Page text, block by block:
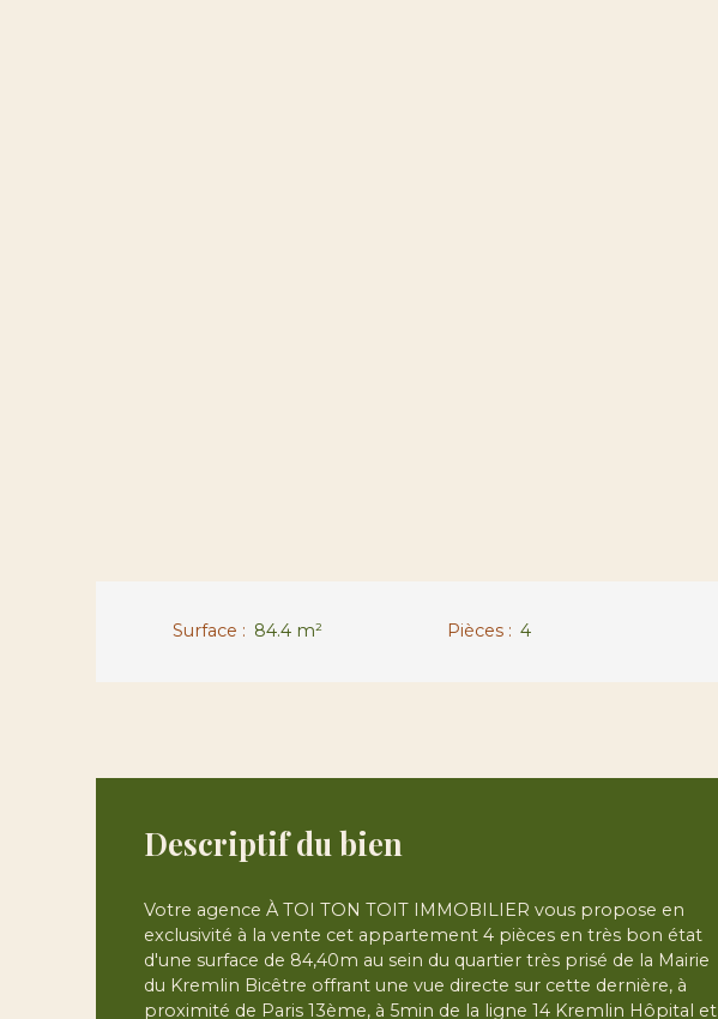
Surface : 84.4 m² Pièces: 4
Descriptif du bien
Votre agence À TOI TON TOIT IMMOBILIER vous propose en
exclusivité à la vente cet appartement 4 pièces en très bon état
d'une surface de 84,40m au sein du quartier très prisé de la Mairie
du Kremlin Bicêtre offrant une vue directe sur cette dernière, à
proximité de Paris 13ème, à 5min de la ligne 14 Kremlin Hôpital et